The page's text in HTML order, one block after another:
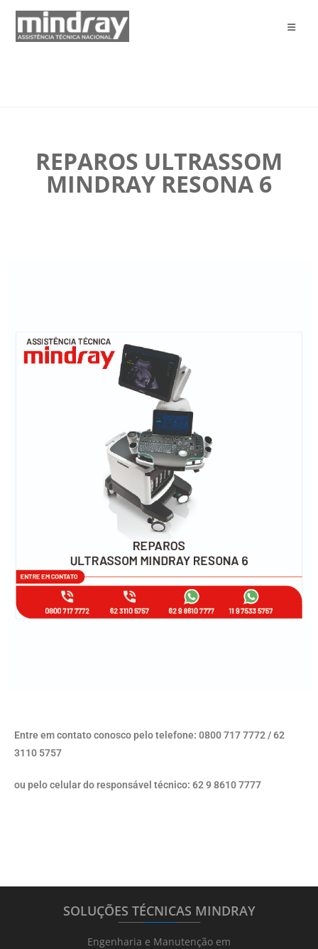
REPAROS ULTRASSOM
MINDRAY RESONA 6
Entre em contato conosco pelo telefone: 0800 717 7772 / 62
3110 5757
ou pelo celular do responsável técnico: 62 9 8610 7777
SOLUÇÕES TÉCNICAS MINDRAY
_______________________
Engenharia e Manutenção em